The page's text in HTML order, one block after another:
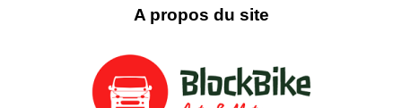
A propos du site